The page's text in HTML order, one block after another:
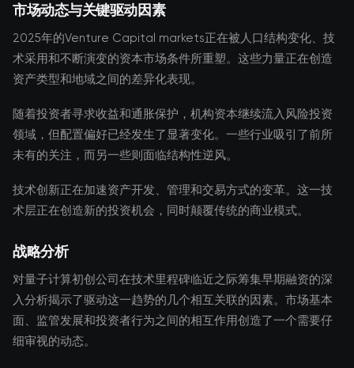
市场动态与关键驱动因素
2025年的Venture Capital markets正在被人口结构变化、技
术采用和不断演变的资本市场条件所重塑。这些力量正在创造
资产类型和地域之间的差异化表现。
随着投资者寻求收益和通胀保护，机构资本继续流入风险投资
领域，但配置偏好已经发生了显著变化。一些行业吸引了前所
未有的关注，而另一些则面临结构性逆风。
技术创新正在加速资产开发、管理和交易方式的变革。这一技
术层正在创造新的投资机会，同时颠覆传统的商业模式。
战略分析
对量子计算初创公司在技术里程碑临近之际筹集早期融资的深
入分析揭示了驱动这一趋势的几个相互关联的因素。市场基本
面、监管发展和投资者行为之间的相互作用创造了一个需要仔
细审视的动态。